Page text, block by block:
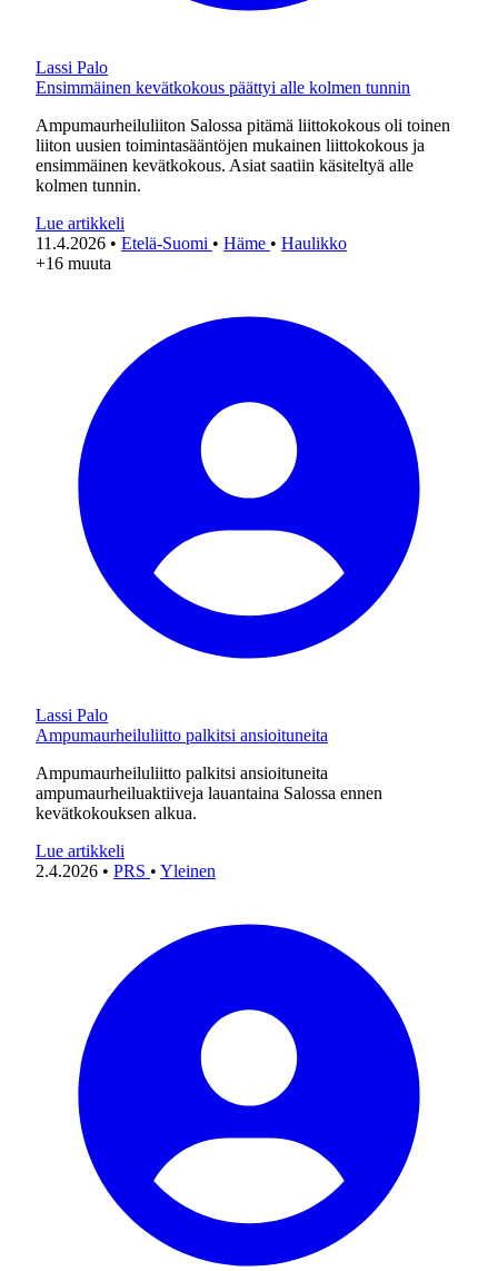
Lassi Palo
Ensimmäinen kevätkokous päättyi alle kolmen tunnin
Ampumaurheiluliiton Salossa pitämä liittokokous oli toinen
liiton uusien toimintasääntöjen mukainen liittokokous ja
ensimmäinen kevätkokous. Asiat saatiin käsiteltyä alle
kolmen tunnin.
Lue artikkeli
11.4.2026 • Etelä-Suomi • Häme • Haulikko
+16 muuta
Lassi Palo
Ampumaurheiluliitto palkitsi ansioituneita
Ampumaurheiluliitto palkitsi ansioituneita
ampumaurheiluaktiiveja lauantaina Salossa ennen
kevätkokouksen alkua.
Lue artikkeli
2.4.2026 • PRS • Yleinen